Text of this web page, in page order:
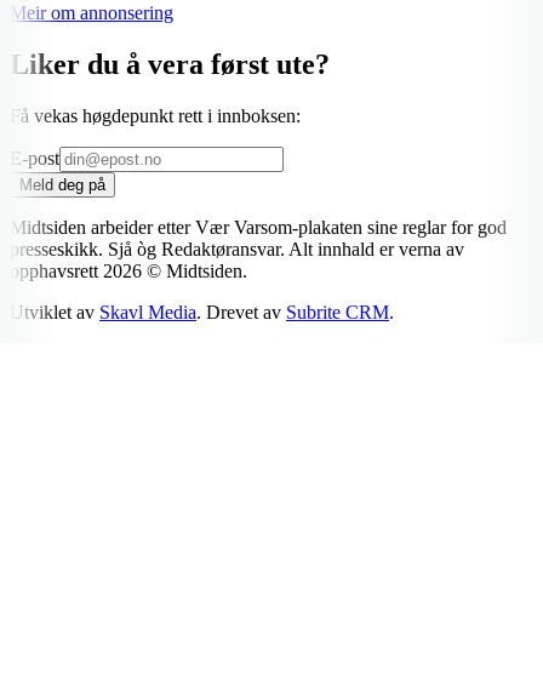
Meir om annonsering
Liker du å vera først ute?
Få vekas høgdepunkt rett i innboksen:
E-post
Meld deg på
Midtsiden arbeider etter Vær Varsom-plakaten sine reglar for god
presseskikk. Sjå òg Redaktøransvar. Alt innhald er verna av
opphavsrett 2026 © Midtsiden.
Utviklet av Skavl Media. Drevet av Subrite CRM.